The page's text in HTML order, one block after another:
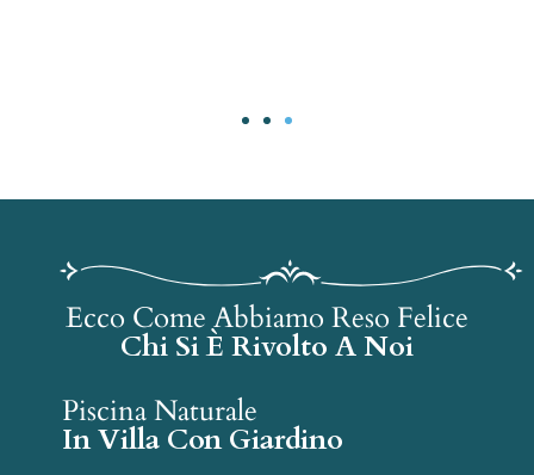
Ecco Come Abbiamo Reso Felice
Chi Si È Rivolto A Noi
Piscina Naturale
In Villa Con Giardino